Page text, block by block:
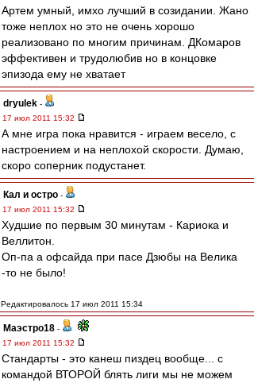
Артем умный, имхо лучший в созидании. Жано
тоже неплох но это не очень хорошо
реализовано по многим причинам. ДКомаров
эффективен и трудолюбив но в концовке
эпизода ему не хватает
dryulek -
17 июл 2011 15:32
А мне игра пока нравится - играем весело, с
настроением и на неплохой скорости. Думаю,
скоро соперник подустанет.
Кал и остро -
17 июл 2011 15:32
Худшие по первым 30 минутам - Кариока и
Веллитон.
Оп-па а офсайда при пасе Дзюбы на Велика
-то не было!
Редактировалось 17 июл 2011 15:34
Маэстро18 -
17 июл 2011 15:32
Стандарты - это канеш пиздец вообще... с
командой ВТОРОЙ блять лиги мы не можем